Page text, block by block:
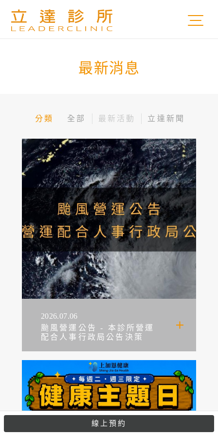
線上預約
最新消息
分類 全部 最新活動 立達新聞
2026.07.06
颱風營運公告 - 本診所營運
配合人事行政局公告決策